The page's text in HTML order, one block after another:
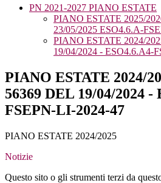
PN 2021-2027 PIANO ESTATE
PIANO ESTATE 2025/
23/05/2025 ESO4.6.A-
PIANO ESTATE 2024/
19/04/2024 - ESO4.6.A4-
PIANO ESTATE 2024/
56369 DEL 19/04/2024 -
FSEPN-LI-2024-47
PIANO ESTATE 2024/2025
Notizie
Questo sito o gli strumenti terzi da